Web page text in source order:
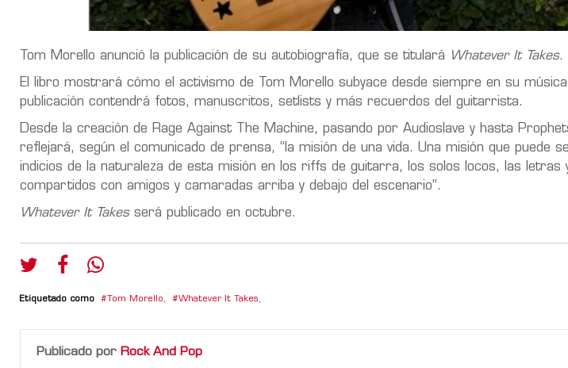
Tom Morello anunció la publicación de su autobiografía, que se titulará Whatever It Takes.
El libro mostrará cómo el activismo de Tom Morello subyace desde siempre en su
publicación contendrá fotos, manuscritos, setlists y más recuerdos del guitarrista.
Desde la creación de Rage Against The Machine, pasando por Audioslave y hasta
reflejará, según el comunicado de prensa, “la misión de una vida. Una misión que puede
indicios de la naturaleza de esta misión en los riffs de guitarra, los solos locos, las letras
compartidos con amigos y camaradas arriba y debajo del escenario”.
Whatever It Takesserá publicado en octubre.
Etiquetado como Tom Morello, Whatever It Takes,
Publicado por Rock And Pop